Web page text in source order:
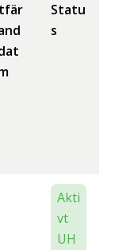
Statu
s
Akti
vt
UH